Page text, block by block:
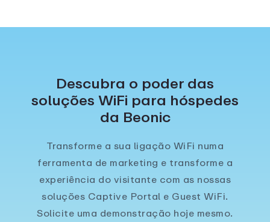
Descubra o poder das
soluções WiFi para hóspedes
da Beonic
Transforme a sua ligação WiFi numa
ferramenta de marketing e transforme a
experiência do visitante com as nossas
soluções Captive Portal e Guest WiFi.
Solicite uma demonstração hoje mesmo.